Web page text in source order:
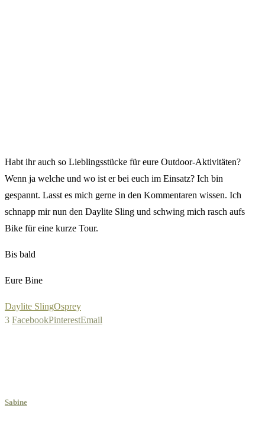
Habt ihr auch so Lieblingsstücke für eure Outdoor-Aktivitäten?
Wenn ja welche und wo ist er bei euch im Einsatz? Ich bin
gespannt. Lasst es mich gerne in den Kommentaren wissen. Ich
schnapp mir nun den Daylite Sling und schwing mich rasch aufs
Bike für eine kurze Tour.
Bis bald
Eure Bine
Daylite SlingOsprey
3 FacebookPinterestEmail
Sabine